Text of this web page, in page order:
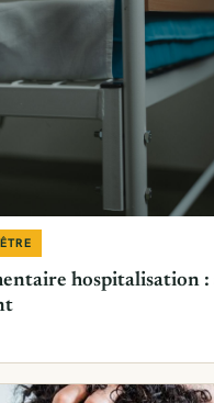
hospitalisation :